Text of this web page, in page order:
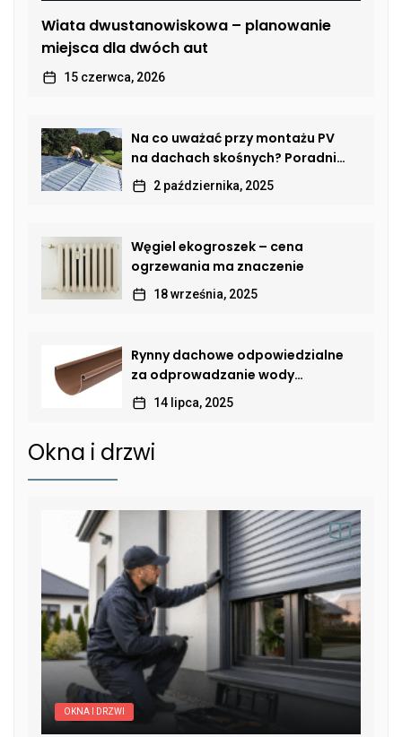
Wiata dwustanowiskowa – planowanie
miejsca dla dwóch aut
15 czerwca, 2026
Na co uważać przy montażu PV
na dachach skośnych? Poradnik
dla właścicieli domów
2 października, 2025
Węgiel ekogroszek – cena
ogrzewania ma znaczenie
18 września, 2025
Rynny dachowe odpowiedzialne
za odprowadzanie wody
deszczowej
14 lipca, 2025
Okna i drzwi
OKNA I DRZWI